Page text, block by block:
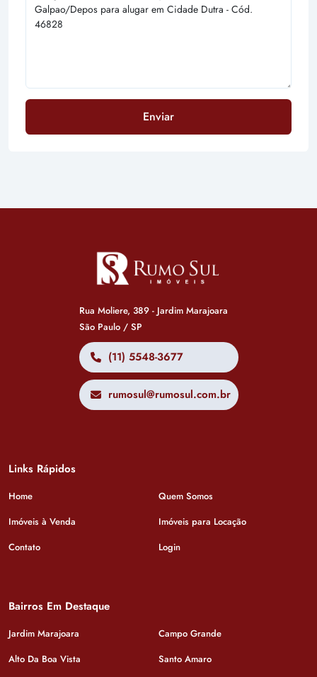
Enviar
Rua Moliere, 389 - Jardim Marajoara
São Paulo / SP
(11) 5548-3677
rumosul@rumosul.com.br
Links Rápidos
Home
Quem Somos
Imóveis à Venda
Imóveis para Locação
Contato
Login
Bairros Em Destaque
Jardim Marajoara
Campo Grande
Alto Da Boa Vista
Santo Amaro